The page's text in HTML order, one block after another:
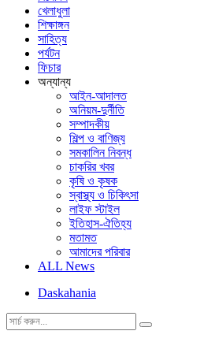
খেলাধুলা
শিক্ষাঙ্গন
সাহিত্য
পর্যটন
ফিচার
অন্যান্য
আইন-আদালত
অনিয়ম-দুর্নীতি
সম্পাদকীয়
শিল্প ও বাণিজ্য
সমকালিন নিবন্ধ
চাকরির খবর
কৃষি ও কৃষক
স্বাস্থ্য ও চিকিৎসা
লাইফ স্টাইল
ইতিহাস-ঐতিহ্য
মতামত
আমাদের পরিবার
ALL News
Daskahania